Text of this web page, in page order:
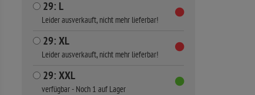
29: L
Leider ausverkauft, nicht mehr lieferbar!
29: XL
Leider ausverkauft, nicht mehr lieferbar!
29: XXL
verfügbar - Noch 1 auf Lager